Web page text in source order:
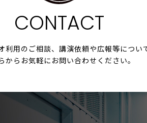
CONTACT
利用のご相談、講演依頼や広報等につい
からお気軽にお問い合わせください。